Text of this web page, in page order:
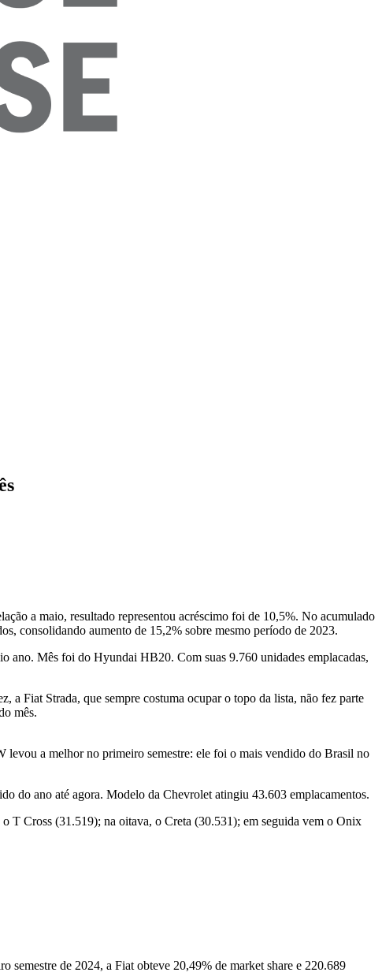
a maio, resultado representou acréscimo foi de 10,5%. No acumulado
consolidando aumento de 15,2% sobre mesmo período de 2023.
ano. Mês foi do Hyundai HB20. Com suas 9.760 unidades emplacadas,
a Fiat Strada, que sempre costuma ocupar o topo da lista, não fez parte
mês.
levou a melhor no primeiro semestre: ele foi o mais vendido do Brasil no
do ano até agora. Modelo da Chevrolet atingiu 43.603 emplacamentos.
T Cross (31.519); na oitava, o Creta (30.531); em seguida vem o Onix
semestre de 2024, a Fiat obteve 20,49% de market share e 220.689